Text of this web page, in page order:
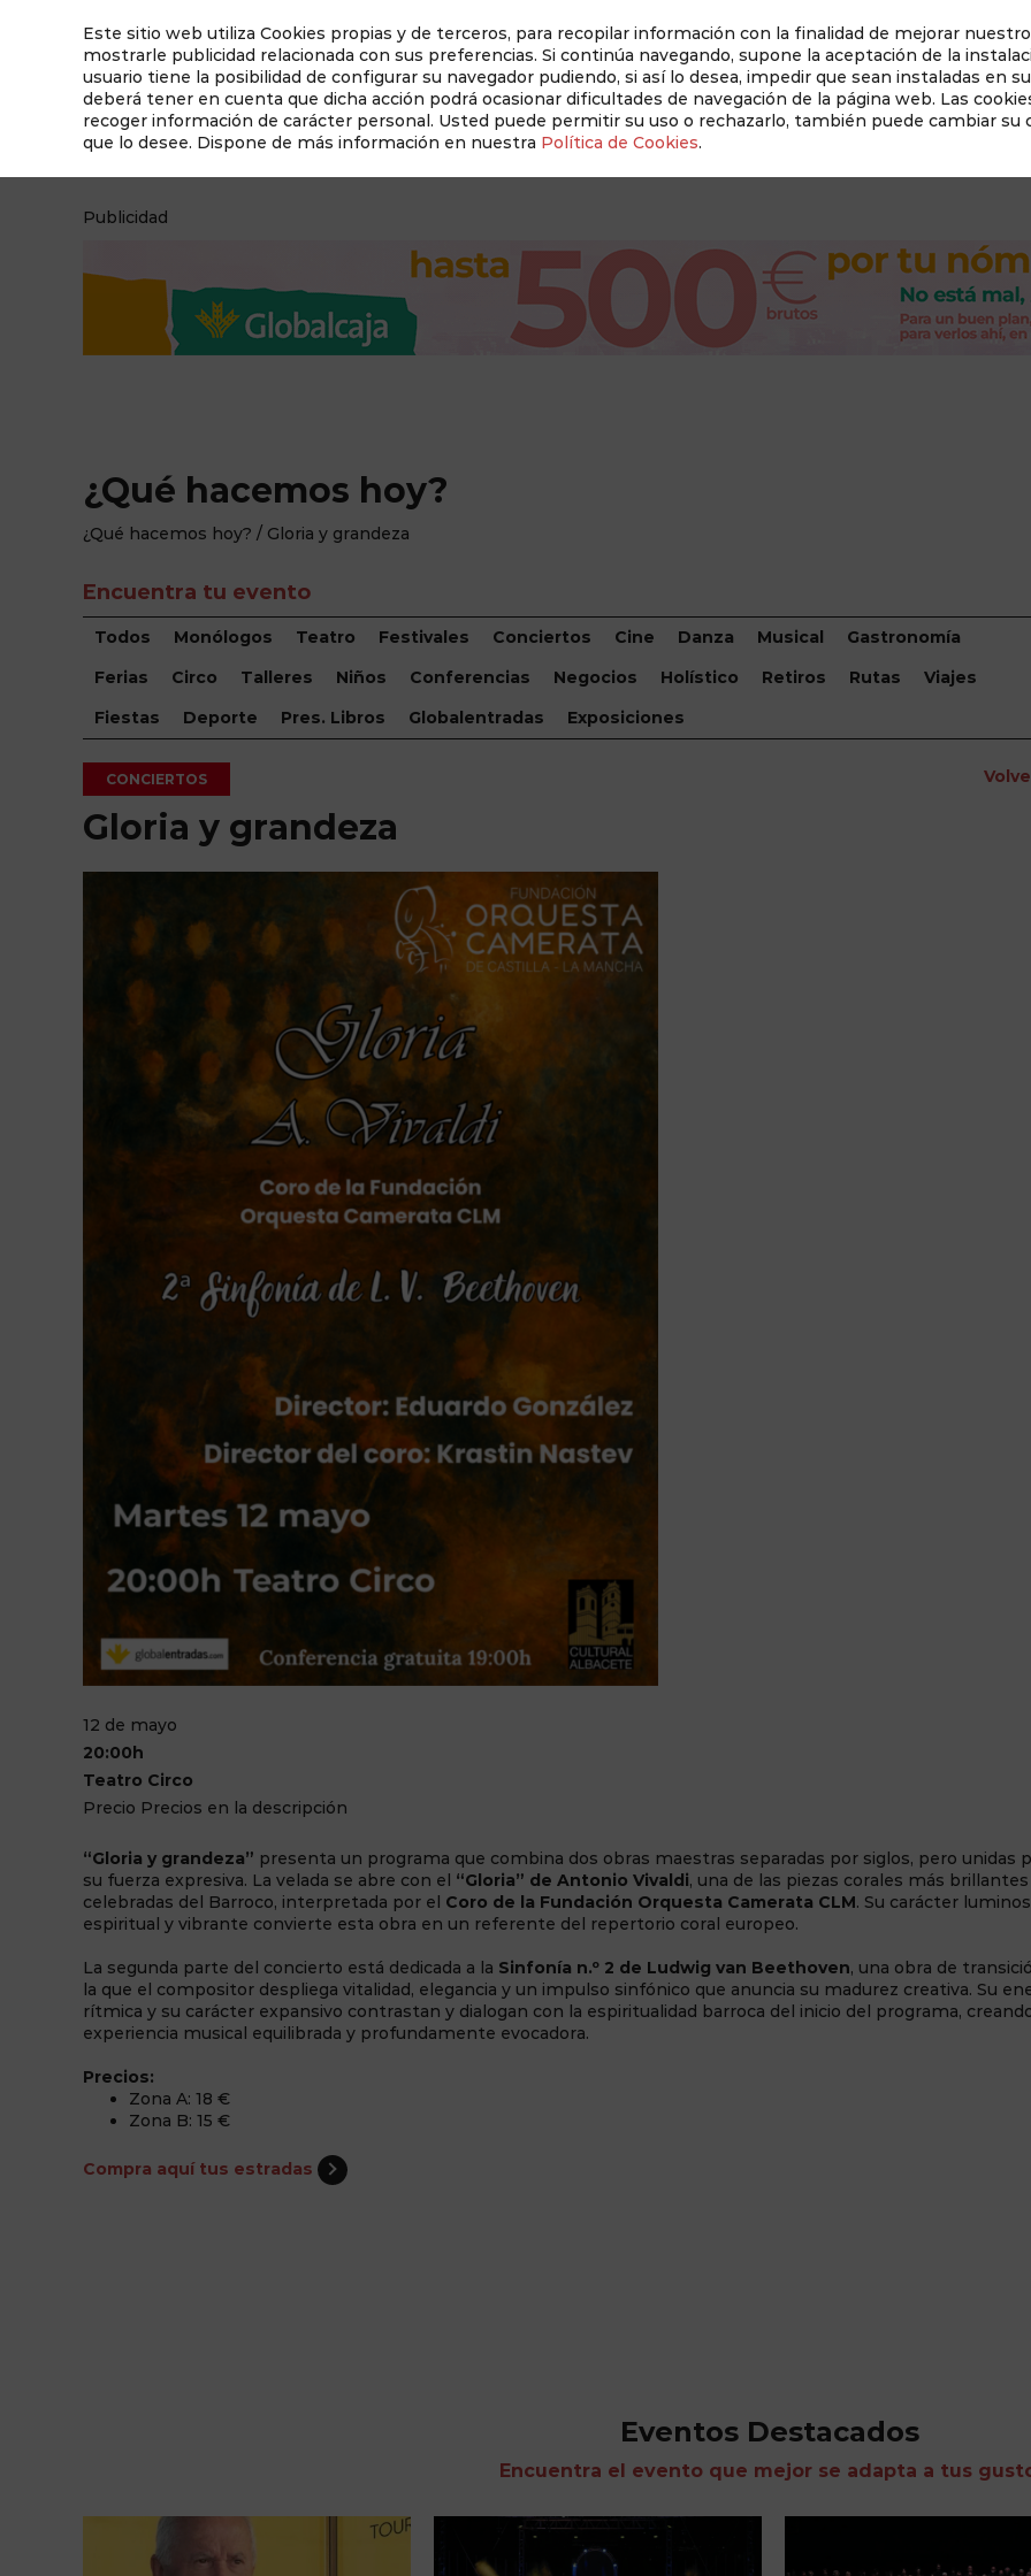
Este sitio web utiliza Cookies propias y de terceros, para recopilar información con la finalidad de mejorar
mostrarle publicidad relacionada con sus preferencias. Si continúa navegando, supone la aceptación de la
usuario tiene la posibilidad de configurar su navegador pudiendo, si así lo desea, impedir que sean instaladas en
deberá tener en cuenta que dicha acción podrá ocasionar dificultades de navegación de la página web. Las
recoger información de carácter personal. Usted puede permitir su uso o rechazarlo, también puede cambiar su
que lo desee. Dispone de más información en nuestra Política de Cookies.
Auditado
¿Qué hacemos hoy? Qué ver en Albacete Revista Albacete a Mano
Publicidad
¿Qué hacemos hoy?
¿Qué hacemos hoy? / Gloria y grandeza
Encuentra tu evento
Todos Monólogos Teatro Festivales Conciertos Cine Danza Musical
Gastronomía
Ferias
Circo Talleres Niños Conferencias Negocios Holístico Retiros Rutas
Viajes
Fiestas
Deporte Pres. Libros Globalentradas Exposiciones
CONCIERTOS
Gloria y grandeza
12 de mayo
20:00h
Teatro Circo
Precio Precios en la descripción
“Gloria y grandeza” presenta un programa que combina dos obras maestras separadas por siglos, pero unidas
su fuerza expresiva. La velada se abre con el “Gloria” de Antonio Vivaldi, una de las piezas corales más
celebradas del Barroco, interpretada por el Coro de la Fundación Orquesta Camerata CLM. Su carácter
espiritual y vibrante convierte esta obra en un referente del repertorio coral europeo.
La segunda parte del concierto está dedicada a la Sinfonía n.º 2 de Ludwig van Beethoven, una obra de
la que el compositor despliega vitalidad, elegancia y un impulso sinfónico que anuncia su madurez creativa. Su
rítmica y su carácter expansivo contrastan y dialogan con la espiritualidad barroca del inicio del programa,
experiencia musical equilibrada y profundamente evocadora.
Precios:
Zona A: 18 €
Zona B: 15 €
Compra aquí tus estradas
Eventos Destacados
Encuentra el evento que mejor se adapta a tus